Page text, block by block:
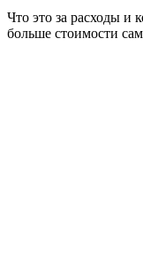
Что это за расходы и
больше стоимости